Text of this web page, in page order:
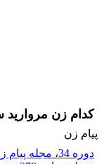
کدام زن مروارید
پیام زن